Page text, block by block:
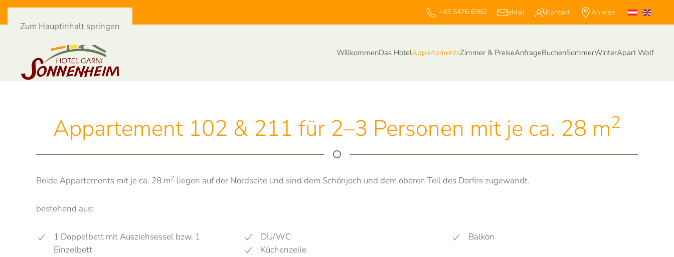
Zum Hauptinhalt springen
+43 5476 6362 eMail Kontakt Anreise
WillkommenDas HotelAppartementsZimmer & PreiseAnfrageBuchenSommerWinterApart Wolf
Appartement 102 & 211 für 2–3 Personen mit je ca. 28 m2
Beide Appartements mit je ca. 28 m2 liegen auf der Nordseite und sind dem Schönjoch und dem oberen Teil des Dorfes zugewandt.
bestehend aus:
1 Doppelbett mit Ausziehsessel bzw. 1
Einzelbett
DU/WC
Küchenzeile
Balkon